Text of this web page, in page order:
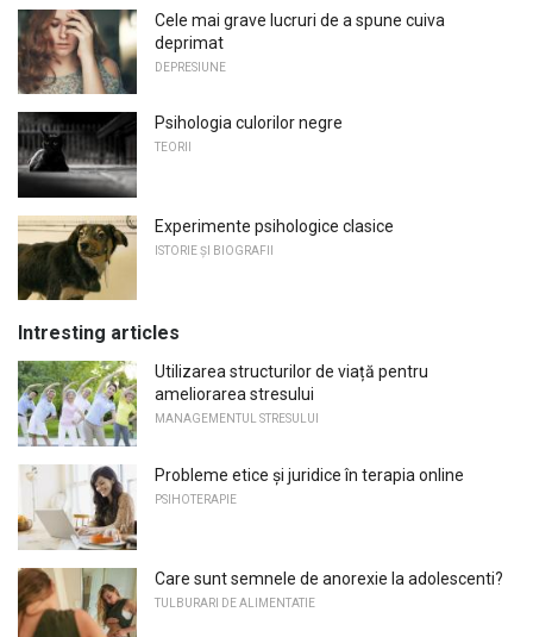
Cele mai grave lucruri de a spune cuiva
deprimat
DEPRESIUNE
Psihologia culorilor negre
TEORII
Experimente psihologice clasice
ISTORIE ȘI BIOGRAFII
Intresting articles
Utilizarea structurilor de viață pentru
ameliorarea stresului
MANAGEMENTUL STRESULUI
Probleme etice și juridice în terapia online
PSIHOTERAPIE
Care sunt semnele de anorexie la adolescenti?
TULBURARI DE ALIMENTATIE